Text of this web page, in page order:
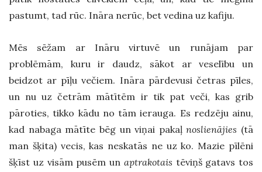
pastumt, tad rūc. Ināra nerūc, bet vedina uz kafiju.
Mēs sēžam ar Ināru virtuvē un runājam par
problēmām, kuru ir daudz, sākot ar veselību un
beidzot ar pīļu večiem. Ināra pārdevusi četras pīles,
un nu uz četrām mātītēm ir tik pat veči, kas grib
pāroties, tikko kādu no tām ierauga. Es redzēju ainu,
kad nabaga mātīte bēg un viņai pakaļnoslienājies (tā
man šķita) vecis, kas neskatās ne uz ko. Mazie pīlēni
šķīst uz visām pusēm un aptrakotais tēviņš gatavs tos